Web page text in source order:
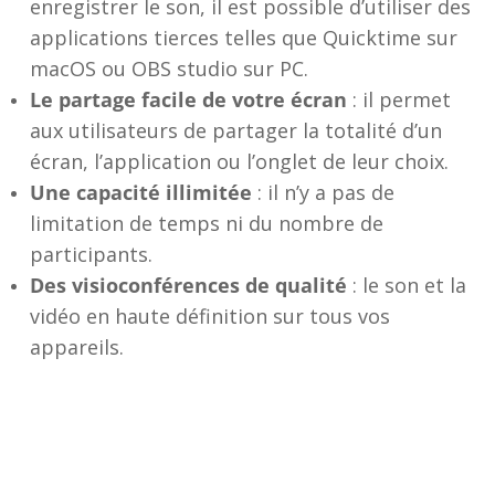
enregistrer le son, il est possible d’utiliser des
applications tierces telles que Quicktime sur
macOS ou OBS studio sur PC.
Le partage facile de votre écran : il permet
aux utilisateurs de partager la totalité d’un
écran, l’application ou l’onglet de leur choix.
Une capacité illimitée : il n’y a pas de
limitation de temps ni du nombre de
participants.
Des visioconférences de qualité : le son et la
vidéo en haute définition sur tous vos
appareils.